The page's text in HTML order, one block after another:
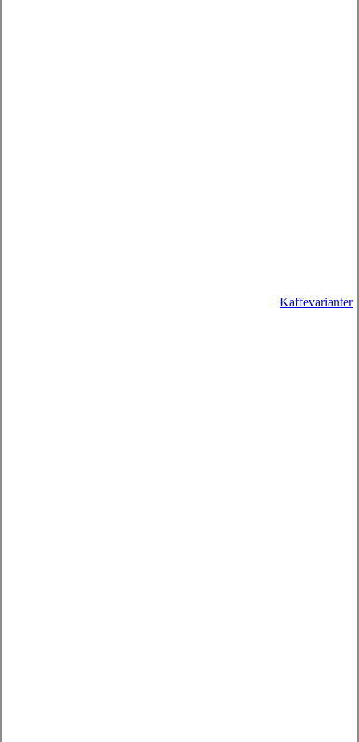
Kaffevarianter